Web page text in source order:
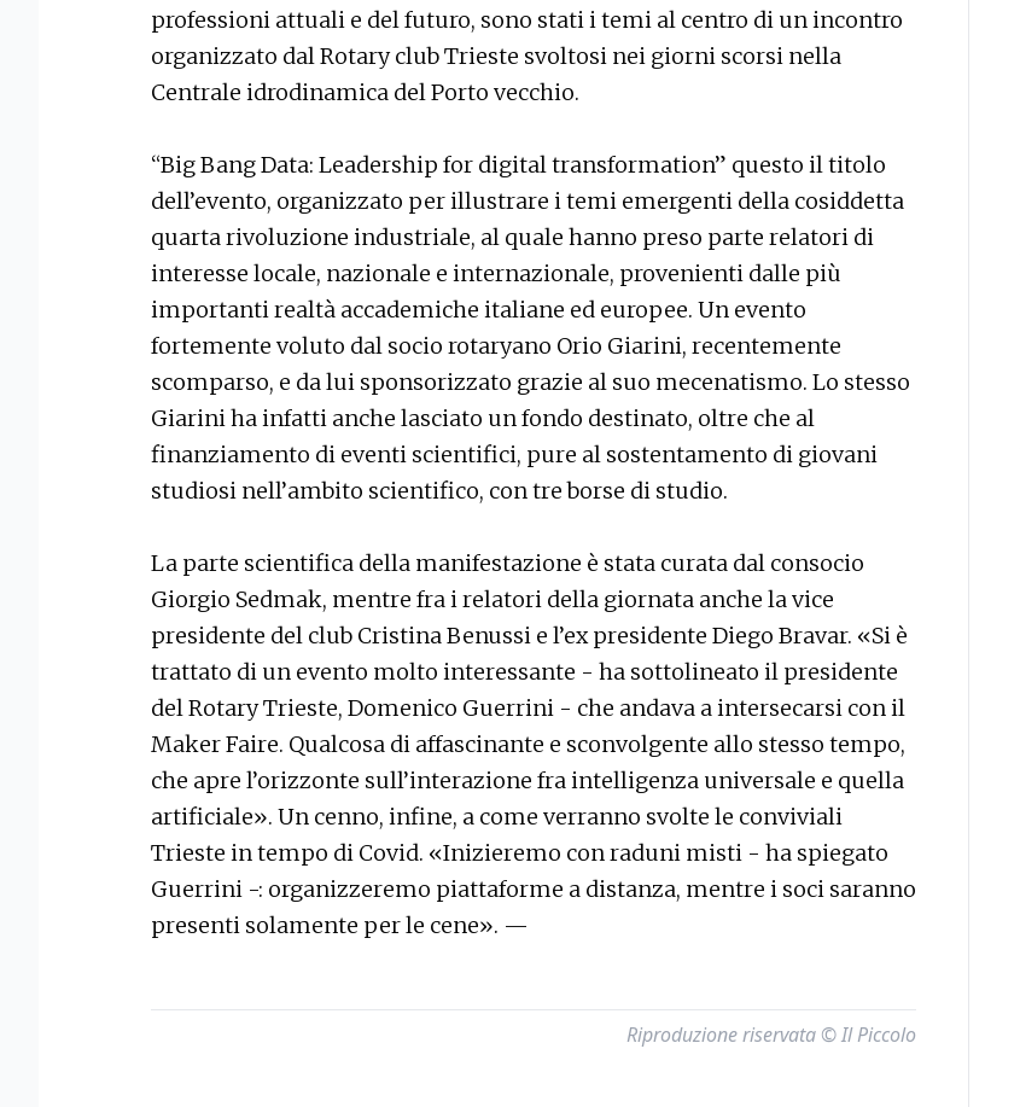
professioni attuali e del futuro, sono stati i temi al centro di un incontro
organizzato dal Rotary club Trieste svoltosi nei giorni scorsi nella
Centrale idrodinamica del Porto vecchio.
“Big Bang Data: Leadership for digital transformation” questo il titolo
dell’evento, organizzato per illustrare i temi emergenti della cosiddetta
quarta rivoluzione industriale, al quale hanno preso parte relatori di
interesse locale, nazionale e internazionale, provenienti dalle più
importanti realtà accademiche italiane ed europee. Un evento
fortemente voluto dal socio rotaryano Orio Giarini, recentemente
scomparso, e da lui sponsorizzato grazie al suo mecenatismo. Lo stesso
Giarini ha infatti anche lasciato un fondo destinato, oltre che al
finanziamento di eventi scientifici, pure al sostentamento di giovani
studiosi nell’ambito scientifico, con tre borse di studio.
La parte scientifica della manifestazione è stata curata dal consocio
Giorgio Sedmak, mentre fra i relatori della giornata anche la vice
presidente del club Cristina Benussi e l’ex presidente Diego Bravar. «Si è
trattato di un evento molto interessante - ha sottolineato il presidente
del Rotary Trieste, Domenico Guerrini - che andava a intersecarsi con il
Maker Faire. Qualcosa di affascinante e sconvolgente allo stesso tempo,
che apre l’orizzonte sull’interazione fra intelligenza universale e quella
artificiale». Un cenno, infine, a come verranno svolte le conviviali
Trieste in tempo di Covid. «Inizieremo con raduni misti - ha spiegato
Guerrini -: organizzeremo piattaforme a distanza, mentre i soci saranno
presenti solamente per le cene». —
Riproduzione riservata © Il Piccolo